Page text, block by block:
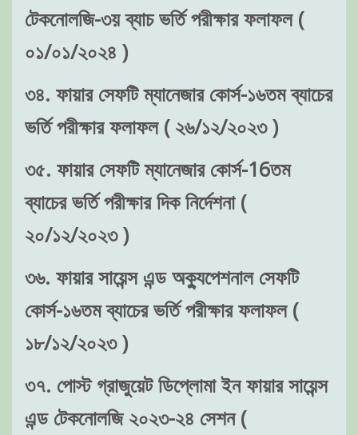
টেকনোলজি-৩য় ব্যাচ ভর্তি পরীক্ষার ফলাফল (
০১/০১/২০২৪ )
৩৪. ফায়ার সেফটি ম্যানেজার কোর্স-১৬তম ব্যাচের
ভর্তি পরীক্ষার ফলাফল ( ২৬/১২/২০২৩ )
৩৫. ফায়ার সেফটি ম্যানেজার কোর্স-16তম
ব্যাচের ভর্তি পরীক্ষার দিক নির্দেশনা (
২০/১২/২০২৩ )
৩৬. ফায়ার সায়েন্স এন্ড অক্যুপেশনাল সেফটি
কোর্স-১৬তম ব্যাচের ভর্তি পরীক্ষার ফলাফল (
১৮/১২/২০২৩ )
৩৭. পোস্ট গ্রাজুয়েট ডিপ্লোমা ইন ফায়ার সায়েন্স
এন্ড টেকনোলজি ২০২৩-২৪ সেশন (